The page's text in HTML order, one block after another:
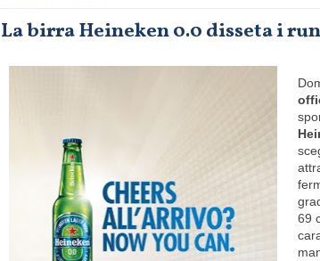
La birra Heineken 0.0 disseta i
69